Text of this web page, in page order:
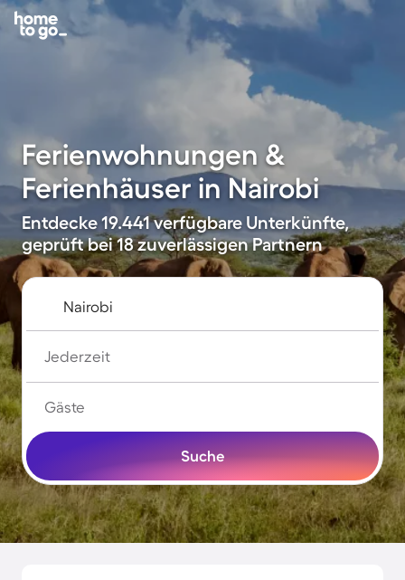
Ferienwohnungen &
Ferienhäuser in Nairobi
Entdecke 19.441 verfügbare Unterkünfte,
geprüft bei 18 zuverlässigen Partnern
Jederzeit
Gäste
Suche